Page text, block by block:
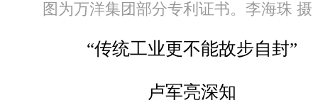
图为万洋集团部分专利证书。李海珠 摄
“传统工业更不能故步自封”
卢军亮深知